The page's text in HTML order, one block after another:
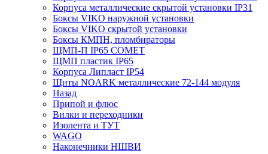
Корпуса металлические скрытой установки IP31
Боксы VIKO наружной установки
Боксы VIKO скрытой установки
Боксы КМПН, пломбираторы
ЩМП-П IP65 COMET
ЩМП пластик IP65
Корпуса Липласт IP54
Щиты NOARK металлические 72-144 модуля
Назад
Припой и флюс
Вилки и переходники
Изолента и ТУТ
WAGO
Наконечники НШВИ